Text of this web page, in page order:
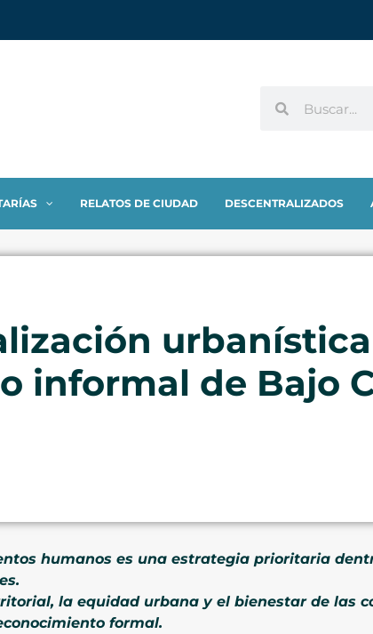
RELATOS DE CIUDAD DESCENTRALIZADOS
informal de Bajo
humanos es una estrategia prioritaria
la equidad urbana y el bienestar de las
formal.